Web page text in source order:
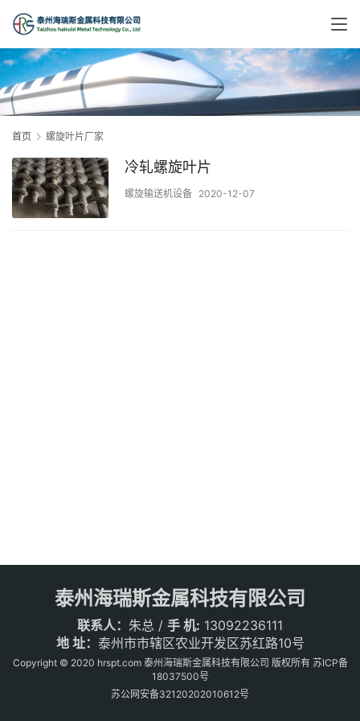
首页 螺旋叶片厂家
冷轧螺旋叶片
螺旋输送机设备 2020-12-07
泰州海瑞斯金属科技有限公司
联系人： 朱总 / 手 机: 13092236111
地 址： 泰州市市辖区农业开发区苏红路10号
Copyright © 2020 hrspt.com 泰州海瑞斯金属科技有限公司 版权所有 苏ICP备
18037500号
苏公网安备32120202010612号